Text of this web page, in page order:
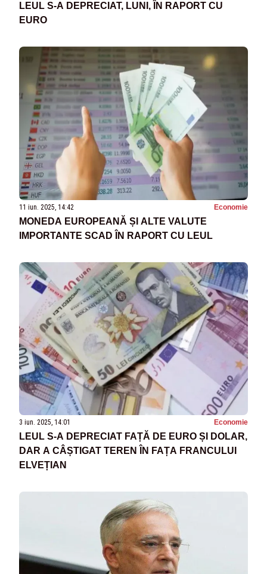
LEUL S-A DEPRECIAT, LUNI, ÎN RAPORT CU
EURO
11 iun. 2025, 14:42 Economie
MONEDA EUROPEANĂ ȘI ALTE VALUTE
IMPORTANTE SCAD ÎN RAPORT CU LEUL
3 iun. 2025, 14:01 Economie
LEUL S-A DEPRECIAT FAȚĂ DE EURO ȘI DOLAR,
DAR A CÂȘTIGAT TEREN ÎN FAȚA FRANCULUI
ELVEȚIAN